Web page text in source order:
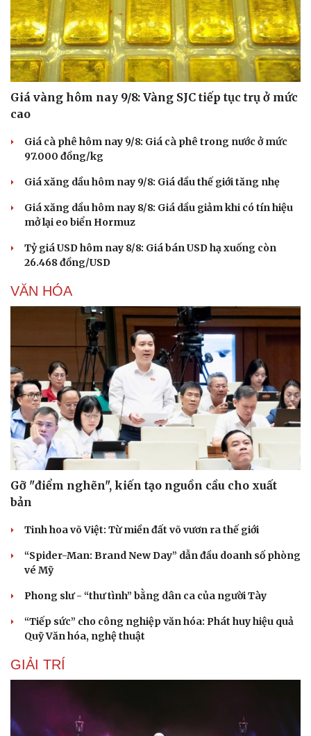
Văn hóa
Sân khấu - Điện ảnh
Văn học
Âm nhạc
Di sản
Giải trí
Nghệ sĩ
Thời trang
Sao Việt
Giá vàng hôm nay 9/8: Vàng SJC tiếp tục trụ ở mức
cao
Giá cà phê hôm nay 9/8: Giá cà phê trong nước ở mức
97.000 đồng/kg
Giá xăng dầu hôm nay 9/8: Giá dầu thế giới tăng nhẹ
Giá xăng dầu hôm nay 8/8: Giá dầu giảm khi có tín hiệu
mở lại eo biển Hormuz
Tỷ giá USD hôm nay 8/8: Giá bán USD hạ xuống còn
26.468 đồng/USD
VĂN HÓA
Gỡ "điểm nghẽn", kiến tạo nguồn cầu cho xuất
bản
Tinh hoa võ Việt: Từ miền đất võ vươn ra thế giới
“Spider-Man: Brand New Day” dẫn đầu doanh số phòng
vé Mỹ
Phong slư - “thư tình” bằng dân ca của người Tày
“Tiếp sức” cho công nghiệp văn hóa: Phát huy hiệu quả
Quỹ Văn hóa, nghệ thuật
GIẢI TRÍ